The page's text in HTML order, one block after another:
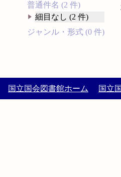
普通件名 (2 件)
細目なし (2 件)
ジャンル・形式 (0 件)
国立国会図書館ホーム 国立